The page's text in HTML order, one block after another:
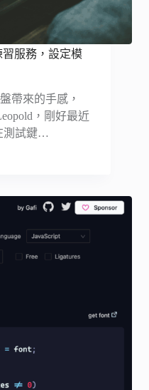
習服務，設定模
帶來的手感，
，剛好最近
測試鍵…